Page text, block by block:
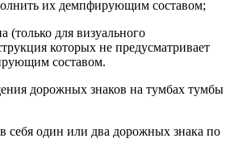
их демпфирующим составом;
(только для визуального
которых не предусматривает
составом.
дорожных знаков на тумбах тумбы
один или два дорожных знака по